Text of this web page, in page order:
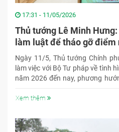
17:31 - 11/05/2026
Thủ tướng Lê Minh
làm luật để tháo gỡ điểm
Ngày 11/5, Thủ tướng Chính
làm việc với Bộ Tư pháp về tình
năm 2026 đến nay, phương
phát triển đồng bộ, hiện đại,
Xem thêm